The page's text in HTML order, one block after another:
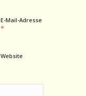
E-Mail-Adresse
*
Website